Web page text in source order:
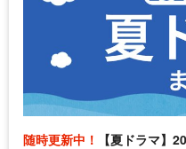
随時更新中！ 【夏ドラマ】